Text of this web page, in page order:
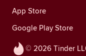
© 2026 Tinder
App Store
Google Play Store